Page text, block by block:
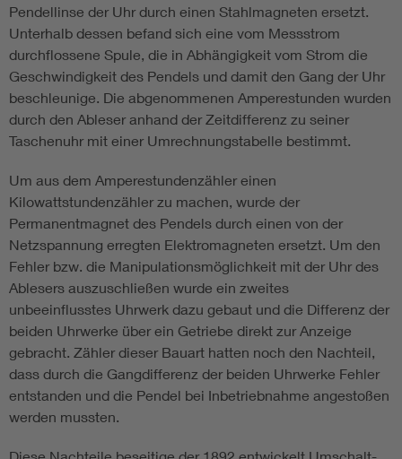
Pendellinse der Uhr durch einen Stahlmagneten ersetzt.
Unterhalb dessen befand sich eine vom Messstrom
durchflossene Spule, die in Abhängigkeit vom Strom die
Geschwindigkeit des Pendels und damit den Gang der Uhr
beschleunige. Die abgenommenen Amperestunden wurden
durch den Ableser anhand der Zeitdifferenz zu seiner
Taschenuhr mit einer Umrechnungstabelle bestimmt.
Um aus dem Amperestundenzähler einen
Kilowattstundenzähler zu machen, wurde der
Permanentmagnet des Pendels durch einen von der
Netzspannung erregten Elektromagneten ersetzt. Um den
Fehler bzw. die Manipulationsmöglichkeit mit der Uhr des
Ablesers auszuschließen wurde ein zweites
unbeeinflusstes Uhrwerk dazu gebaut und die Differenz der
beiden Uhrwerke über ein Getriebe direkt zur Anzeige
gebracht. Zähler dieser Bauart hatten noch den Nachteil,
dass durch die Gangdifferenz der beiden Uhrwerke Fehler
entstanden und die Pendel bei Inbetriebnahme angestoßen
werden mussten.